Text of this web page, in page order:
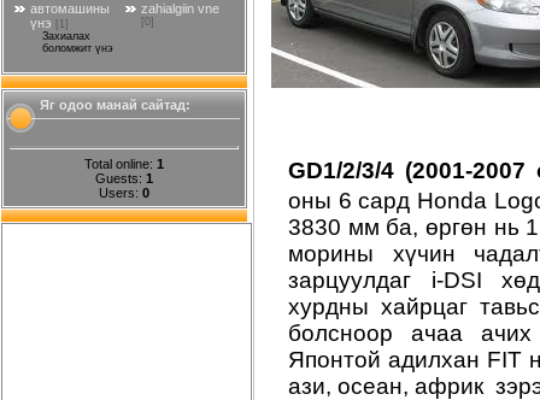
автомашины
үнэ
[1]
Захиалах
боломжит үнэ
zahialgiin vne
[0]
Яг одоо манай сайтад:
Total online: 1
Guests: 1
Users: 0
GD1/2/3/4 (2001-
оны 6 сард Honda
3830 мм ба, өргөн нь
морины хүчин
зарцуулдаг i-DSI
хурдны хайрцаг
болсноор ачаа
Японтой адилхан FIT
ази, осеан, африк